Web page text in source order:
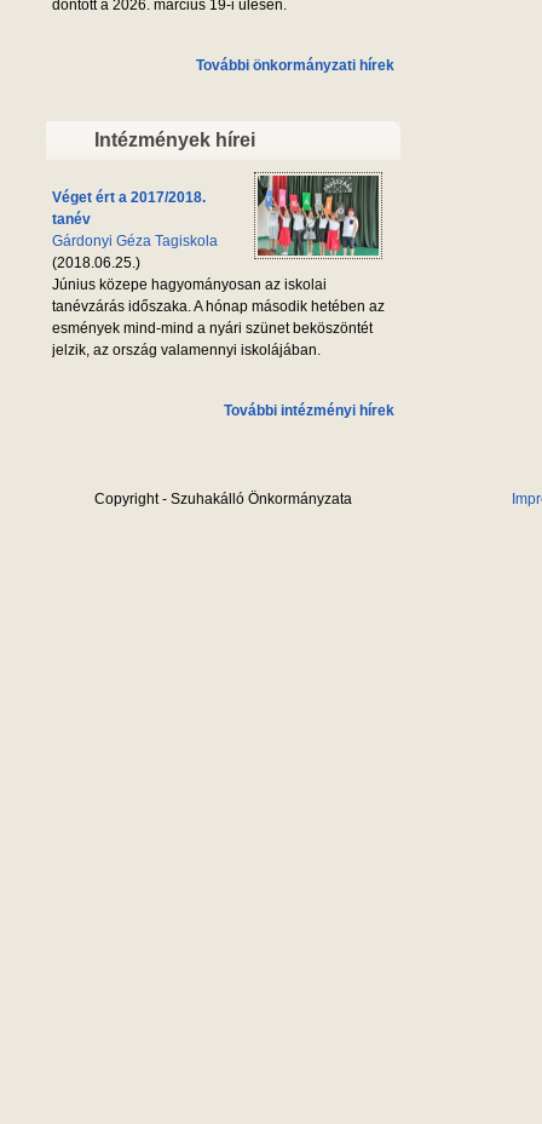
döntött a 2026. március 19-i ülésén.
További önkormányzati hírek
Intézmények hírei
Véget ért a 2017/2018.
tanév
Gárdonyi Géza Tagiskola
(2018.06.25.)
Június közepe hagyományosan az iskolai
tanévzárás időszaka. A hónap második hetében az
esmények mind-mind a nyári szünet beköszöntét
jelzik, az ország valamennyi iskolájában.
További intézményi hírek
Copyright - Szuhakálló Önkormányzata